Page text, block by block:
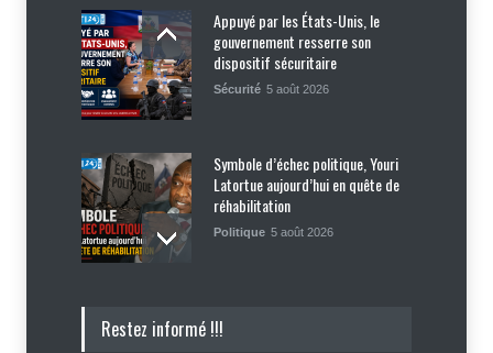
Appuyé par les États-Unis, le
gouvernement resserre son
dispositif sécuritaire
Sécurité 5 août 2026
Symbole d’échec politique, Youri
Latortue aujourd’hui en quête de
réhabilitation
Politique 5 août 2026
Airways se multiplient, des clients
Restez informé !!!